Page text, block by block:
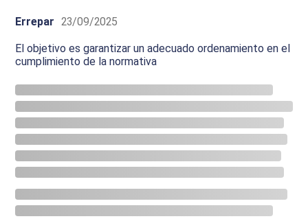
Errepar 23/09/2025
El objetivo es garantizar un adecuado ordenamiento en el
cumplimiento de la normativa